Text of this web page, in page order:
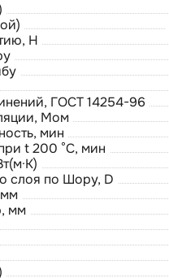
Н
ГОСТ 14254-96
Мом
мин
t 200 °С, мин
слоя по Шору, D
мм